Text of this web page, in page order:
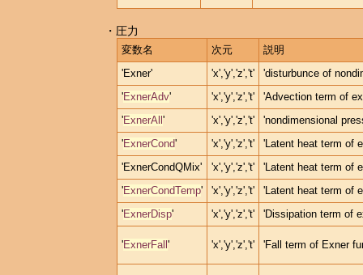
・圧力
変数名 次元
説明
'Exner'
'x','y','z','t'
'disturbunce of
'ExnerAdv' 'x','y','z','t'
'Advection term of
'ExnerAll ' 'x','y','z','t'
'nondimensional
'ExnerCond' 'x','y','z','t'
'Latent heat term of
'ExnerCondQMix'
'x','y','z','t'
'Latent heat term of
'ExnerCondTemp' 'x','y','z','t'
'Latent heat term of
'ExnerDisp' 'x','y','z','t' 'Dissipation term of
'ExnerFall ' 'x','y','z','t' 'Fall term of Exner